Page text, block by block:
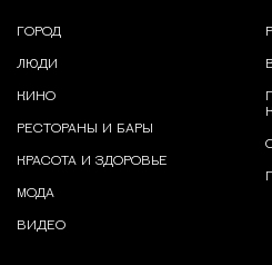
ГОРОД
ЛЮДИ
КИНО
РЕСТОРАНЫ И БАРЫ
КРАСОТА И ЗДОРОВЬЕ
МОДА
ВИДЕО